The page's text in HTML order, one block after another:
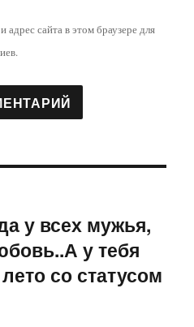
сайта в этом браузере для
у всех мужья,
у тебя
со статусом